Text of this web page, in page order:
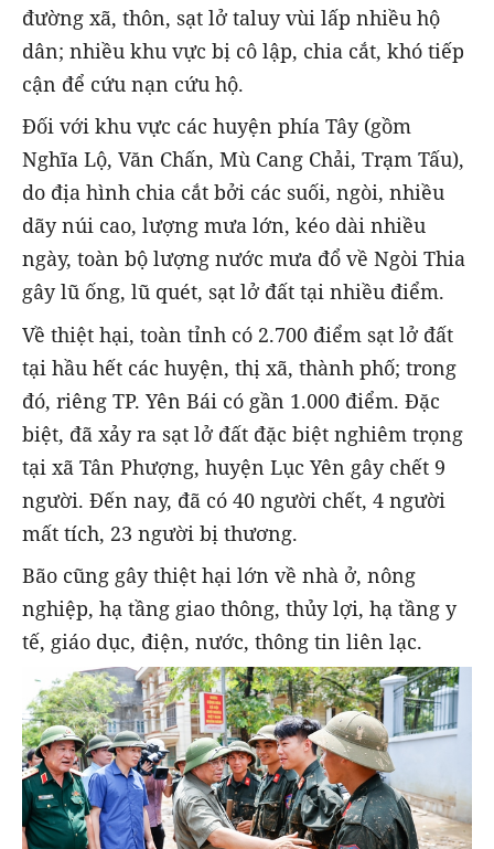
đường xã, thôn, sạt lở taluy vùi lấp nhiều hộ
dân; nhiều khu vực bị cô lập, chia cắt, khó tiếp
cận để cứu nạn cứu hộ.
Đối với khu vực các huyện phía Tây (gồm
Nghĩa Lộ, Văn Chấn, Mù Cang Chải, Trạm Tấu),
do địa hình chia cắt bởi các suối, ngòi, nhiều
dãy núi cao, lượng mưa lớn, kéo dài nhiều
ngày, toàn bộ lượng nước mưa đổ về Ngòi Thia
gây lũ ống, lũ quét, sạt lở đất tại nhiều điểm.
Về thiệt hại, toàn tỉnh có 2.700 điểm sạt lở đất
tại hầu hết các huyện, thị xã, thành phố; trong
đó, riêng TP. Yên Bái có gần 1.000 điểm. Đặc
biệt, đã xảy ra sạt lở đất đặc biệt nghiêm trọng
tại xã Tân Phượng, huyện Lục Yên gây chết 9
người. Đến nay, đã có 40 người chết, 4 người
mất tích, 23 người bị thương.
Bão cũng gây thiệt hại lớn về nhà ở, nông
nghiệp, hạ tầng giao thông, thủy lợi, hạ tầng y
tế, giáo dục, điện, nước, thông tin liên lạc.